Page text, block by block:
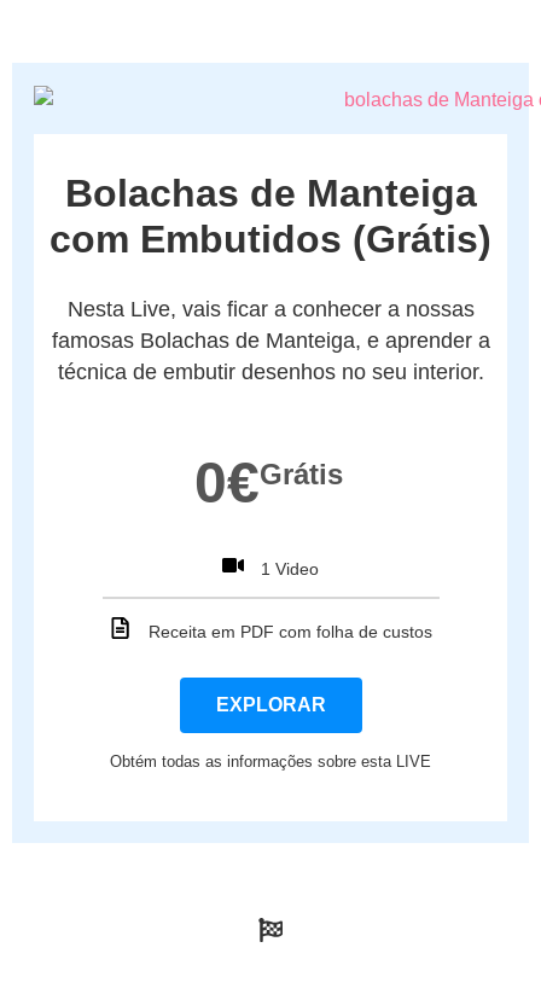
Bolachas de Manteiga
com Embutidos (Grátis)
Nesta Live, vais ficar a conhecer a nossas
famosas Bolachas de Manteiga, e aprender a
técnica de embutir desenhos no seu interior.
0€Grátis
1 Video
Receita em PDF com folha de custos
EXPLORAR
Obtém todas as informações sobre esta LIVE